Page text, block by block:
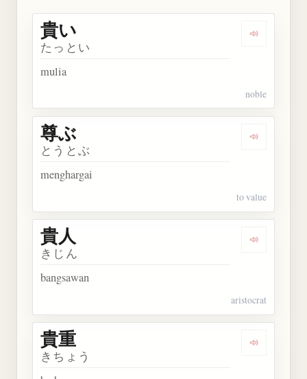
Dengarkan
貴い
たっとい
mulia
noble
Dengarkan
尊ぶ
とうとぶ
menghargai
to value
Dengarkan
貴人
きじん
bangsawan
aristocrat
Dengarkan
貴重
きちょう